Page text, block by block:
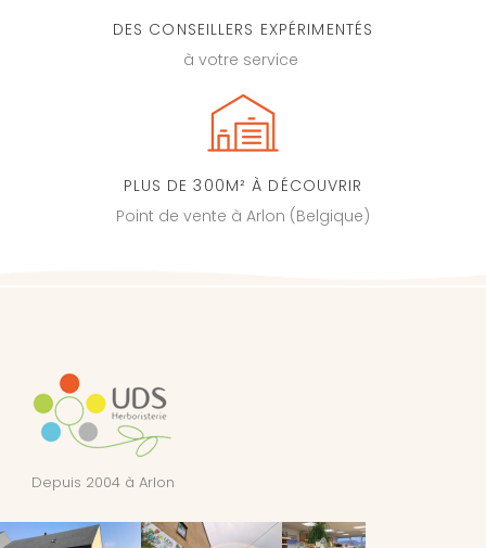
DES CONSEILLERS EXPÉRIMENTÉS
à votre service
PLUS DE 300M² À DÉCOUVRIR
Point de vente à Arlon (Belgique)
Depuis 2004 à Arlon